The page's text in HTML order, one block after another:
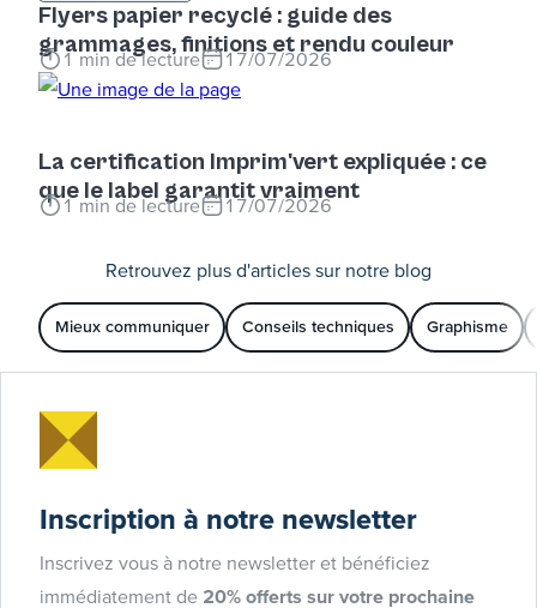
Flyers papier recyclé : guide des
grammages, finitions et rendu couleur
1min de lecture 17/07/2026
La certification Imprim'vert expliquée : ce
que le label garantit vraiment
1min de lecture 17/07/2026
Retrouvez plus d'articles sur notre blog
Mieux communiquer Conseils techniques Graphisme
Inscription à notre newsletter
Inscrivez vous à notre newsletter et bénéficiez
immédiatement de 20% offerts sur votre prochaine